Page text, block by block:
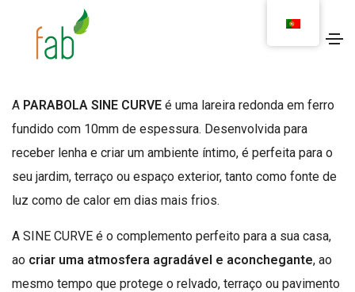
LAREIRA DE EXTERIOR
PARABOLA SINE CURVE
A PARABOLA SINE CURVE é uma lareira redonda em ferro
fundido com 10mm de espessura. Desenvolvida para
receber lenha e criar um ambiente íntimo, é perfeita para o
seu jardim, terraço ou espaço exterior, tanto como fonte de
luz como de calor em dias mais frios.
A SINE CURVE é o complemento perfeito para a sua casa,
ao criar uma atmosfera agradável e aconchegante, ao
mesmo tempo que protege o relvado, terraço ou pavimento